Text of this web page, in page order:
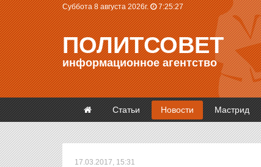
Суббота 8 августа 2026г. 7:25:27
ПОЛИТСОВЕТ
информационное агентство
Статьи Новости Мастрид
17.03.2017, 15:31